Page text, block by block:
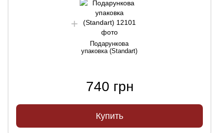
Подарункова
упаковка (Standart)
740 грн
Купить